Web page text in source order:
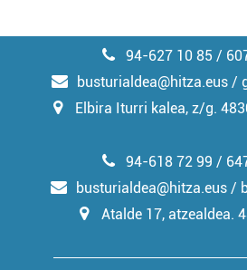
94-627 10 85 /
busturialdea@hitza.eus /
Elbira Iturri kalea, z/g.
94-618 72 99 /
busturialdea@hitza.eus /
Atalde 17, atzealdea.